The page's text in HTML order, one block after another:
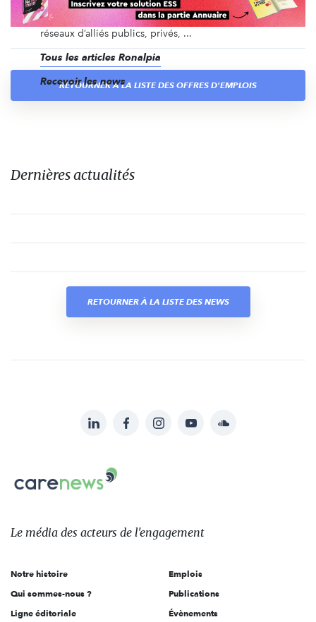
sociales, nous les fédérons ensemble et nous les
mettons en réseau sur leur territoire avec des
réseaux d’alliés publics, privés, ...
Tous les articles Ronalpia
Recevoir les news
RETOURNER À LA LISTE DES OFFRES D'EMPLOIS
Dernières actualités
RETOURNER À LA LISTE DES NEWS
sur:
LinkedInFacebookInstagramYouTubeSoundcloud
Le
des
l'engagement
Le média des acteurs de l'engagement
Notre histoire
Qui sommes-nous ?
Ligne éditoriale
Emplois
Publications
Évènements